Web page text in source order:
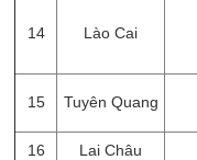
14 Lào Cai
15 Tuyên Quang
16 Lai Châu